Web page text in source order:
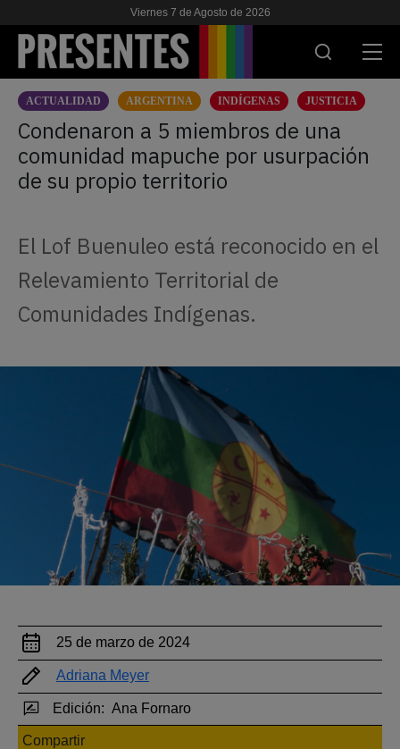
Viernes 7 de Agosto de 2026
ACTUALIDAD
INVESTIGACIONES
VIH & SIDA
ESCUELA
NOSOTRES
ES EN
ACTUALIDAD ARGENTINA INDÍGENAS JUSTICIA
Condenaron a 5 miembros de una
comunidad mapuche por usurpación
de su propio territorio
El Lof Buenuleo está reconocido en el
Relevamiento Territorial de
Comunidades Indígenas.
25 de marzo de 2024
Adriana Meyer
Edición: Ana Fornaro
Compartir